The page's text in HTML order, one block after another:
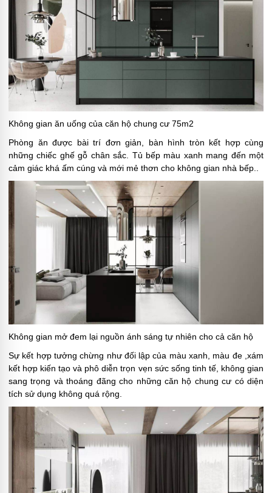
Không gian ăn uống của căn hộ chung cư 75m2
Phòng ăn được bài trí đơn giản, bàn hình tròn kết hợp cùng
những chiếc ghế gỗ chân sắc. Tủ bếp màu xanh mang đến một
cảm giác khá ấm cúng và mới mẻ thơn cho không gian nhà bếp..
Không gian mở đem lại nguồn ánh sáng tự nhiên cho cả căn hộ
Sự kết hợp tưởng chừng như đối lập của màu xanh, màu đe ,xám
kết hợp kiến tạo và phô diễn trọn vẹn sức sống tinh tế, không gian
sang trọng và thoáng đãng cho những căn hộ chung cư có diện
tích sử dụng không quá rộng.